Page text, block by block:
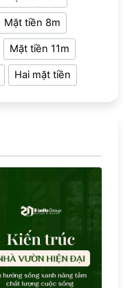
Mặt tiền 8m
Mặt tiền 11m
Hai mặt tiền